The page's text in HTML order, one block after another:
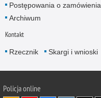
Postępowania o zamówienia
Archiwum
Kontakt
Rzecznik Skargi i wnioski
Policjaonline